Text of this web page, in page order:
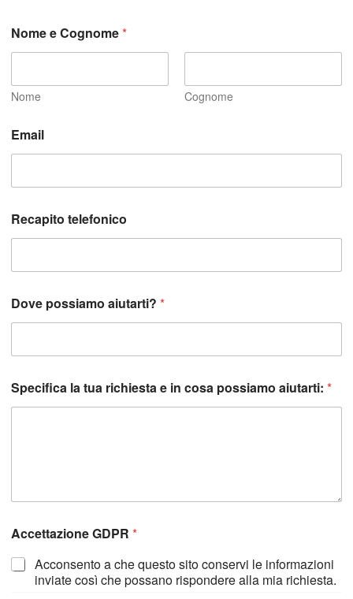
Nome e Cognome*
Nome Cognome
e
c
p
t
o
G
P
c
Email
Recapito telefonico
Dove possiamo aiutarti?*
Specifica la tua richiesta e in cosa possiamo aiutarti:*
Accettazione GDPR*
Acconsento a che questo sito conservi le informazioni
inviate così che possano rispondere alla mia richiesta.